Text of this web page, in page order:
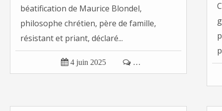
béatification de Maurice Blondel,
philosophe chrétien, père de famille,
résistant et priant, déclaré...
 4 juin 2025  …